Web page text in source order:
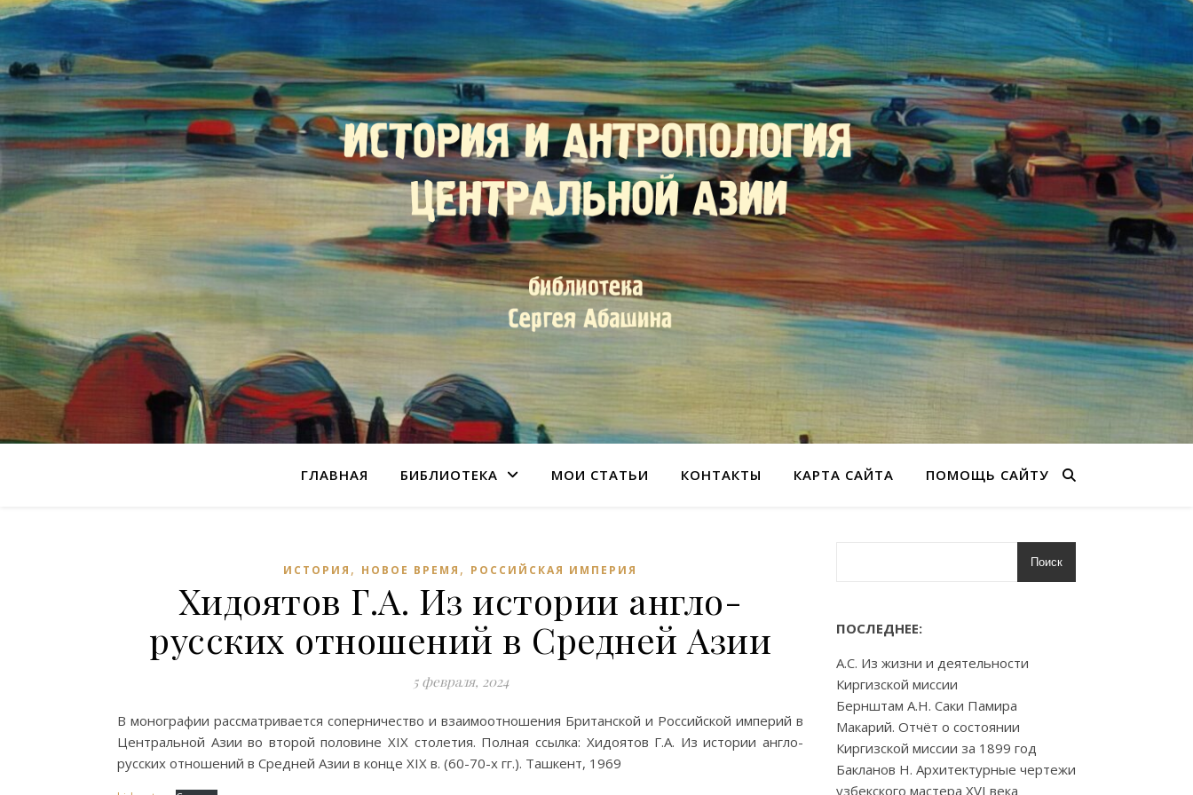
ГЛАВНАЯ БИБЛИОТЕКА МОИ СТАТЬИ КОНТАКТЫ КАРТА САЙТА ПОМОЩЬ САЙТУ
ИСТОРИЯ , НОВОЕ ВРЕМЯ , РОССИЙСКАЯ ИМПЕРИЯ
Хидоятов Г.А. Из истории англо-
русских отношений в Средней Азии
5 февраля, 2024
В монографии рассматривается соперничество и взаимоотношения Британской и Российской империй в
Центральной Азии во второй половине XIX столетия. Полная ссылка: Хидоятов Г.А. Из истории англо-
русских отношений в Средней Азии в конце XIX в. (60-70-х гг.). Ташкент, 1969
Поиск
ПОСЛЕДНЕЕ:
А.С. Из жизни и деятельности
Киргизской миссии
Бернштам А.Н. Саки Памира
Макарий. Отчёт о состоянии
Киргизской миссии за 1899 год
Бакланов Н. Архитектурные чертежи
узбекского мастера XVI века